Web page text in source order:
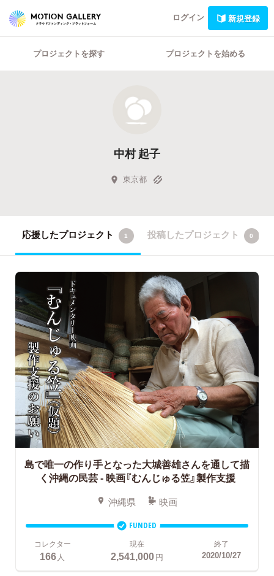
ログイン 新規登録
プロジェクトを探す プロジェクトを始める
中村 起子
東京都
応援したプロジェクト 1 投稿したプロジェクト 0
島で唯一の作り手となった大城善雄さんを通して描
く沖縄の民芸- 映画『むんじゅる笠』製作支援
沖縄県 映画
FUNDED
コレクター
166 人
現在
2,541,000円
終了
2020/10/27